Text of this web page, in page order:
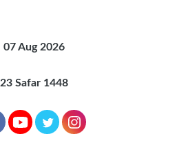
07 Aug 2026
23 Safar 1448